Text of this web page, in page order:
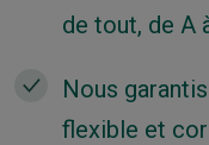
de tout, de A
Nous
flexible et